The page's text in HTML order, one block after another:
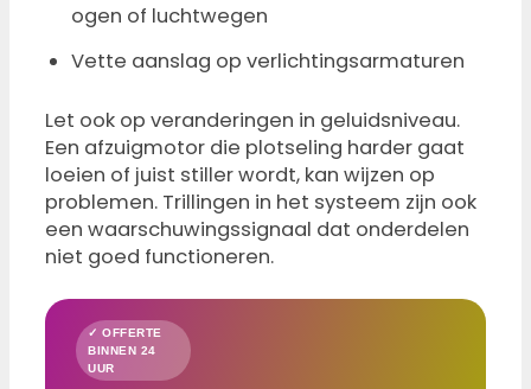
ogen of luchtwegen
Vette aanslag op verlichtingsarmaturen
Let ook op veranderingen in geluidsniveau.
Een afzuigmotor die plotseling harder gaat
loeien of juist stiller wordt, kan wijzen op
problemen. Trillingen in het systeem zijn ook
een waarschuwingssignaal dat onderdelen
niet goed functioneren.
✓ OFFERTE
BINNEN 24
UUR